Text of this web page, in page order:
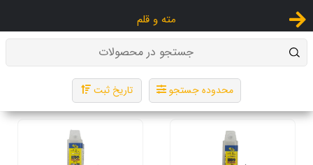
مته و قلم
جستجو در محصولات
محدوده جستجو تاریخ ثبت